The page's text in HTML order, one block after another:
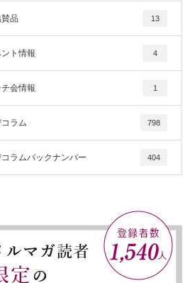
品 13
ト情報 4
会情報 1
ラム 798
ラムバックナンバー 404